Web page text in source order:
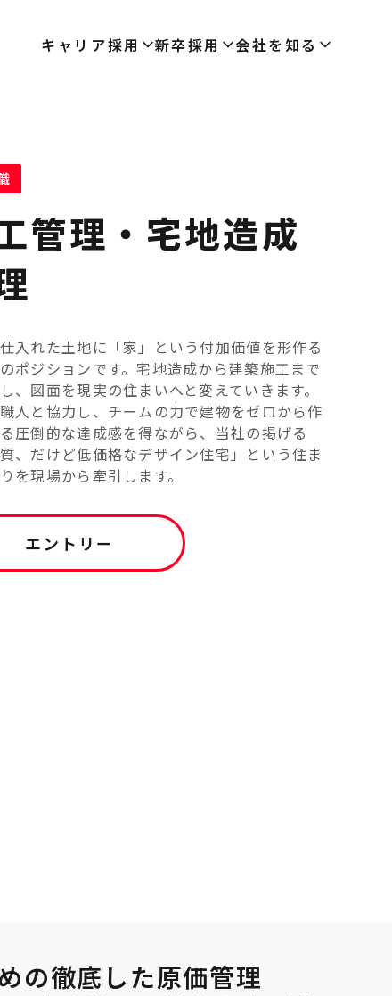
キャリア採用 新卒採用 会社を知る
管理・宅地造成
入れた土地に「家」という付加価値を形作る
ポジションです。宅地造成から建築施工まで
、図面を現実の住まいへと変えていきます。
人と協力し、チームの力で建物をゼロから作
圧倒的な達成感を得ながら、当社の掲げる
質、だけど低価格なデザイン住宅」という住ま
を現場から牽引します。
エントリー
の徹底した原価管理